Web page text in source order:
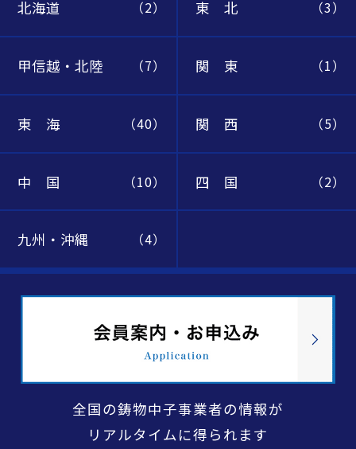
北海道 （2） 東 北 （3）
甲信越・北陸 （7） 関 東 （1）
東 海 （40） 関 西 （5）
中 国 （10） 四 国 （2）
九州・沖縄 （4）
全国の鋳物中子事業者の情報が
リアルタイムに得られます